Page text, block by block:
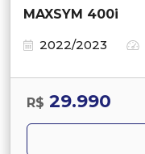
MAXSYM 400i
2022/2023
R$ 29.990